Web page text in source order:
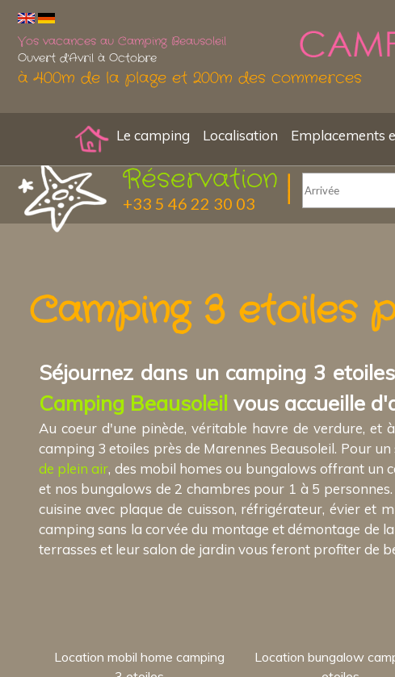
Réservation
+33 5 46 22 30 03
Vos vacances au Camping Beausoleil
Ouvert d'Avril à Octobre
à 400m de la plage et 200m des commerces
Le camping Localisation Emplacements
Camping 3 etoiles
Séjournez dans un camping 3
Camping Beausoleil vous accueille
Au coeur d'une pinède, véritable havre de verdure, et
camping 3 etoiles près de Marennes Beausoleil. Pour
de plein air, des mobil homes ou bungalows offrant un
et nos bungalows de 2 chambres pour 1 à 5
cuisine avec plaque de cuisson, réfrigérateur, évier et
camping sans la corvée du montage et démontage de
terrasses et leur salon de jardin vous feront profiter de
Location mobil home camping
Location bungalow